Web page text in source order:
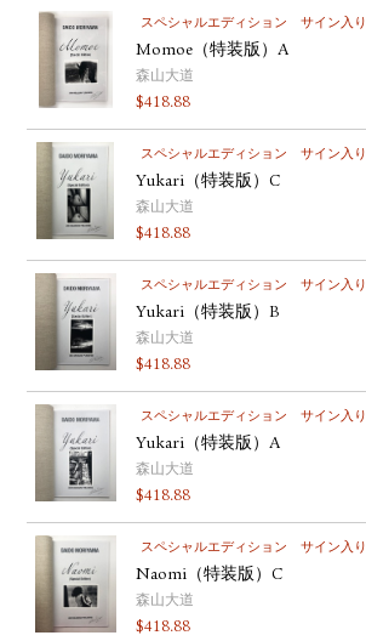
スペシャルエディション サイン入り
Momoe（特装版）A
森山大道
$418.88
スペシャルエディション サイン入り
Yukari（特装版）C
森山大道
$418.88
スペシャルエディション サイン入り
Yukari（特装版）B
森山大道
$418.88
スペシャルエディション サイン入り
Yukari（特装版）A
森山大道
$418.88
スペシャルエディション サイン入り
Naomi（特装版）C
森山大道
$418.88